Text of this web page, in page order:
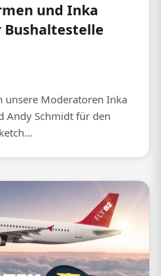
und Inka
Bushaltestelle
unsere Moderatoren Inka
Andy Schmidt für den